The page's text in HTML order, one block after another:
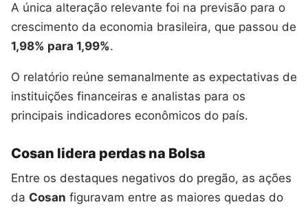
A única alteração relevante foi na previsão para o
crescimento da economia brasileira, que passou de
1,98% para 1,99%.
O relatório reúne semanalmente as expectativas de
instituições financeiras e analistas para os
principais indicadores econômicos do país.
Cosan lidera perdas na Bolsa
Entre os destaques negativos do pregão, as ações
da Cosan figuravam entre as maiores quedas do